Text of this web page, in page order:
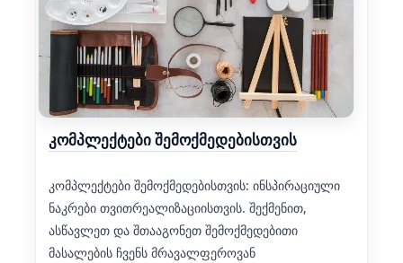
კომპლექტები შემოქმედებისთვის
კომპლექტები შემოქმედებისთვის: ინსპირაციული
ნაკრები თვითრეალიზაციისთვის. შექმენით,
ასწავლეთ და შთააგონეთ შემოქმედებითი
მასალების ჩვენს მრავალფეროვან